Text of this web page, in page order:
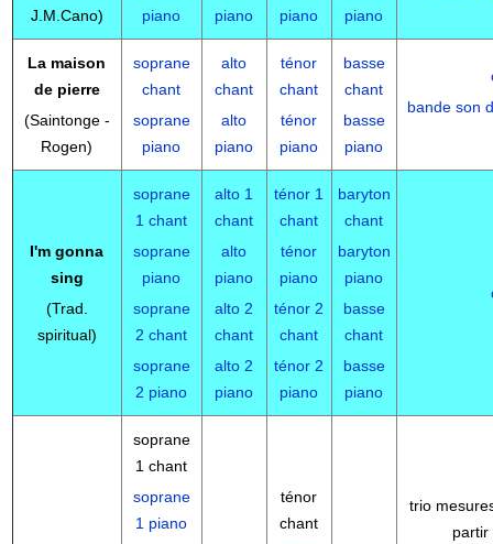
J.M.Cano)
piano
piano
piano
piano
La maison
de pierre
(Saintonge -
Rogen)
soprane
chant
soprane
piano
alto
chant
alto
piano
ténor
chant
ténor
piano
basse
chant
basse
piano
bande son
I'm gonna
sing
(Trad.
spiritual)
soprane
1 chant
soprane
piano
soprane
2 chant
soprane
2 piano
alto 1
chant
alto
piano
alto 2
chant
alto 2
piano
ténor 1
chant
ténor
piano
ténor 2
chant
ténor 2
piano
baryton
chant
baryton
piano
basse
chant
basse
piano
soprane
1 chant
soprane
1 piano
ténor
chant
trio
partir